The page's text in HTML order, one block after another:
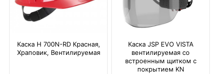
Каска H 700N-RD Красная,
Храповик, Вентилируемая
Каска JSP EVO VISTA
вентилируемая со
встроенным щитком с
покрытием KN